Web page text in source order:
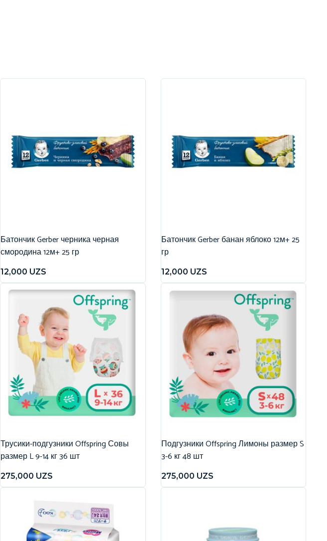
Батончик Gerber черника черная
смородина 12м+ 25 гр
12,000 UZS
Батончик Gerber банан яблоко 12м+ 25
гр
12,000 UZS
Трусики-подгузники Offspring Совы
размер L 9-14 кг 36 шт
275,000 UZS
Подгузники Offspring Лимоны размер S
3-6 кг 48 шт
275,000 UZS